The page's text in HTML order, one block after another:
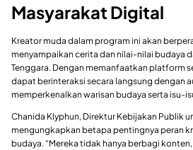
Masyarakat Digital
Kreator muda dalam program ini akan
menyampaikan cerita dan nilai-nilai budaya
Tenggara. Dengan memanfaatkan platform
dapat berinteraksi secara langsung dengan
memperkenalkan warisan budaya serta isu-
Chanida Klyphun, Direktur Kebijakan Publik
mengungkapkan betapa pentingnya peran
budaya. “Mereka tidak hanya berbagi